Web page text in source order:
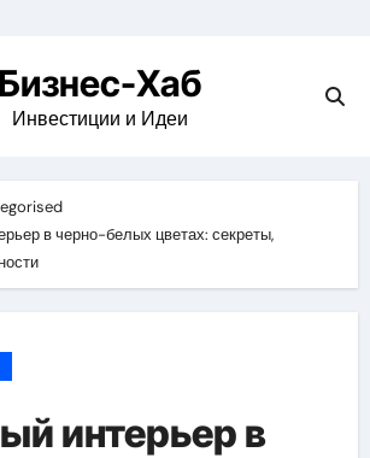
Бизнес-Хаб
Инвестиции и Идеи
в черно-белых цветах: секреты,
интерьер в